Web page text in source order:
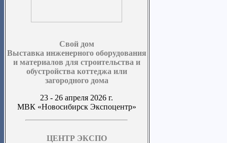
Свой дом
Выставка инженерного оборудования
и материалов для строительства и
обустройства коттеджа или
загородного дома
23 - 26 апреля 2026 г.
МВК «Новосибирск Экспоцентр»
ЦЕНТР ЭКСПО